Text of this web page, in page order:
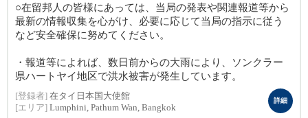
○在留邦人の皆様にあっては、当局の発表や関連報道等から
最新の情報収集を心がけ、必要に応じて当局の指示に従う
など安全確保に努めてください。
・報道等によれば、数日前からの大雨により、ソンクラー
県ハートヤイ地区で洪水被害が発生しています。
[登録者] 在タイ日本国大使館
[エリア] Lumphini, Pathum Wan, Bangkok
詳細